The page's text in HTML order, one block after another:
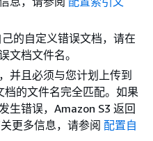
的自定义错误文档，请在
文档文件名。
并且必须与您计划上传到
档的文件名完全匹配。如果
生错误，Amazon S3 返回
更多信息，请参阅 配置自